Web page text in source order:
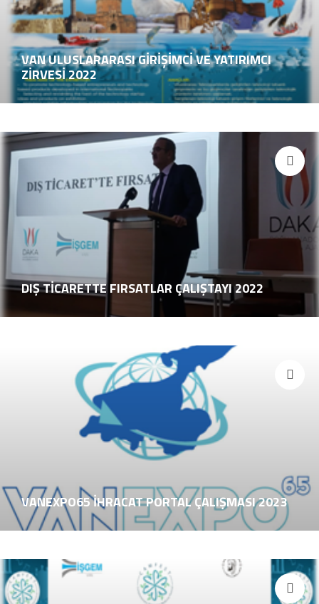
VAN ULUSLARARASI GİRİŞİMCİ VE YATIRIMCI
ZİRVESİ 2022
DIŞ TİCARETTE FIRSATLAR ÇALIŞTAYI 2022
VANEXPO65 İHRACAT PORTAL ÇALIŞMASI 2023